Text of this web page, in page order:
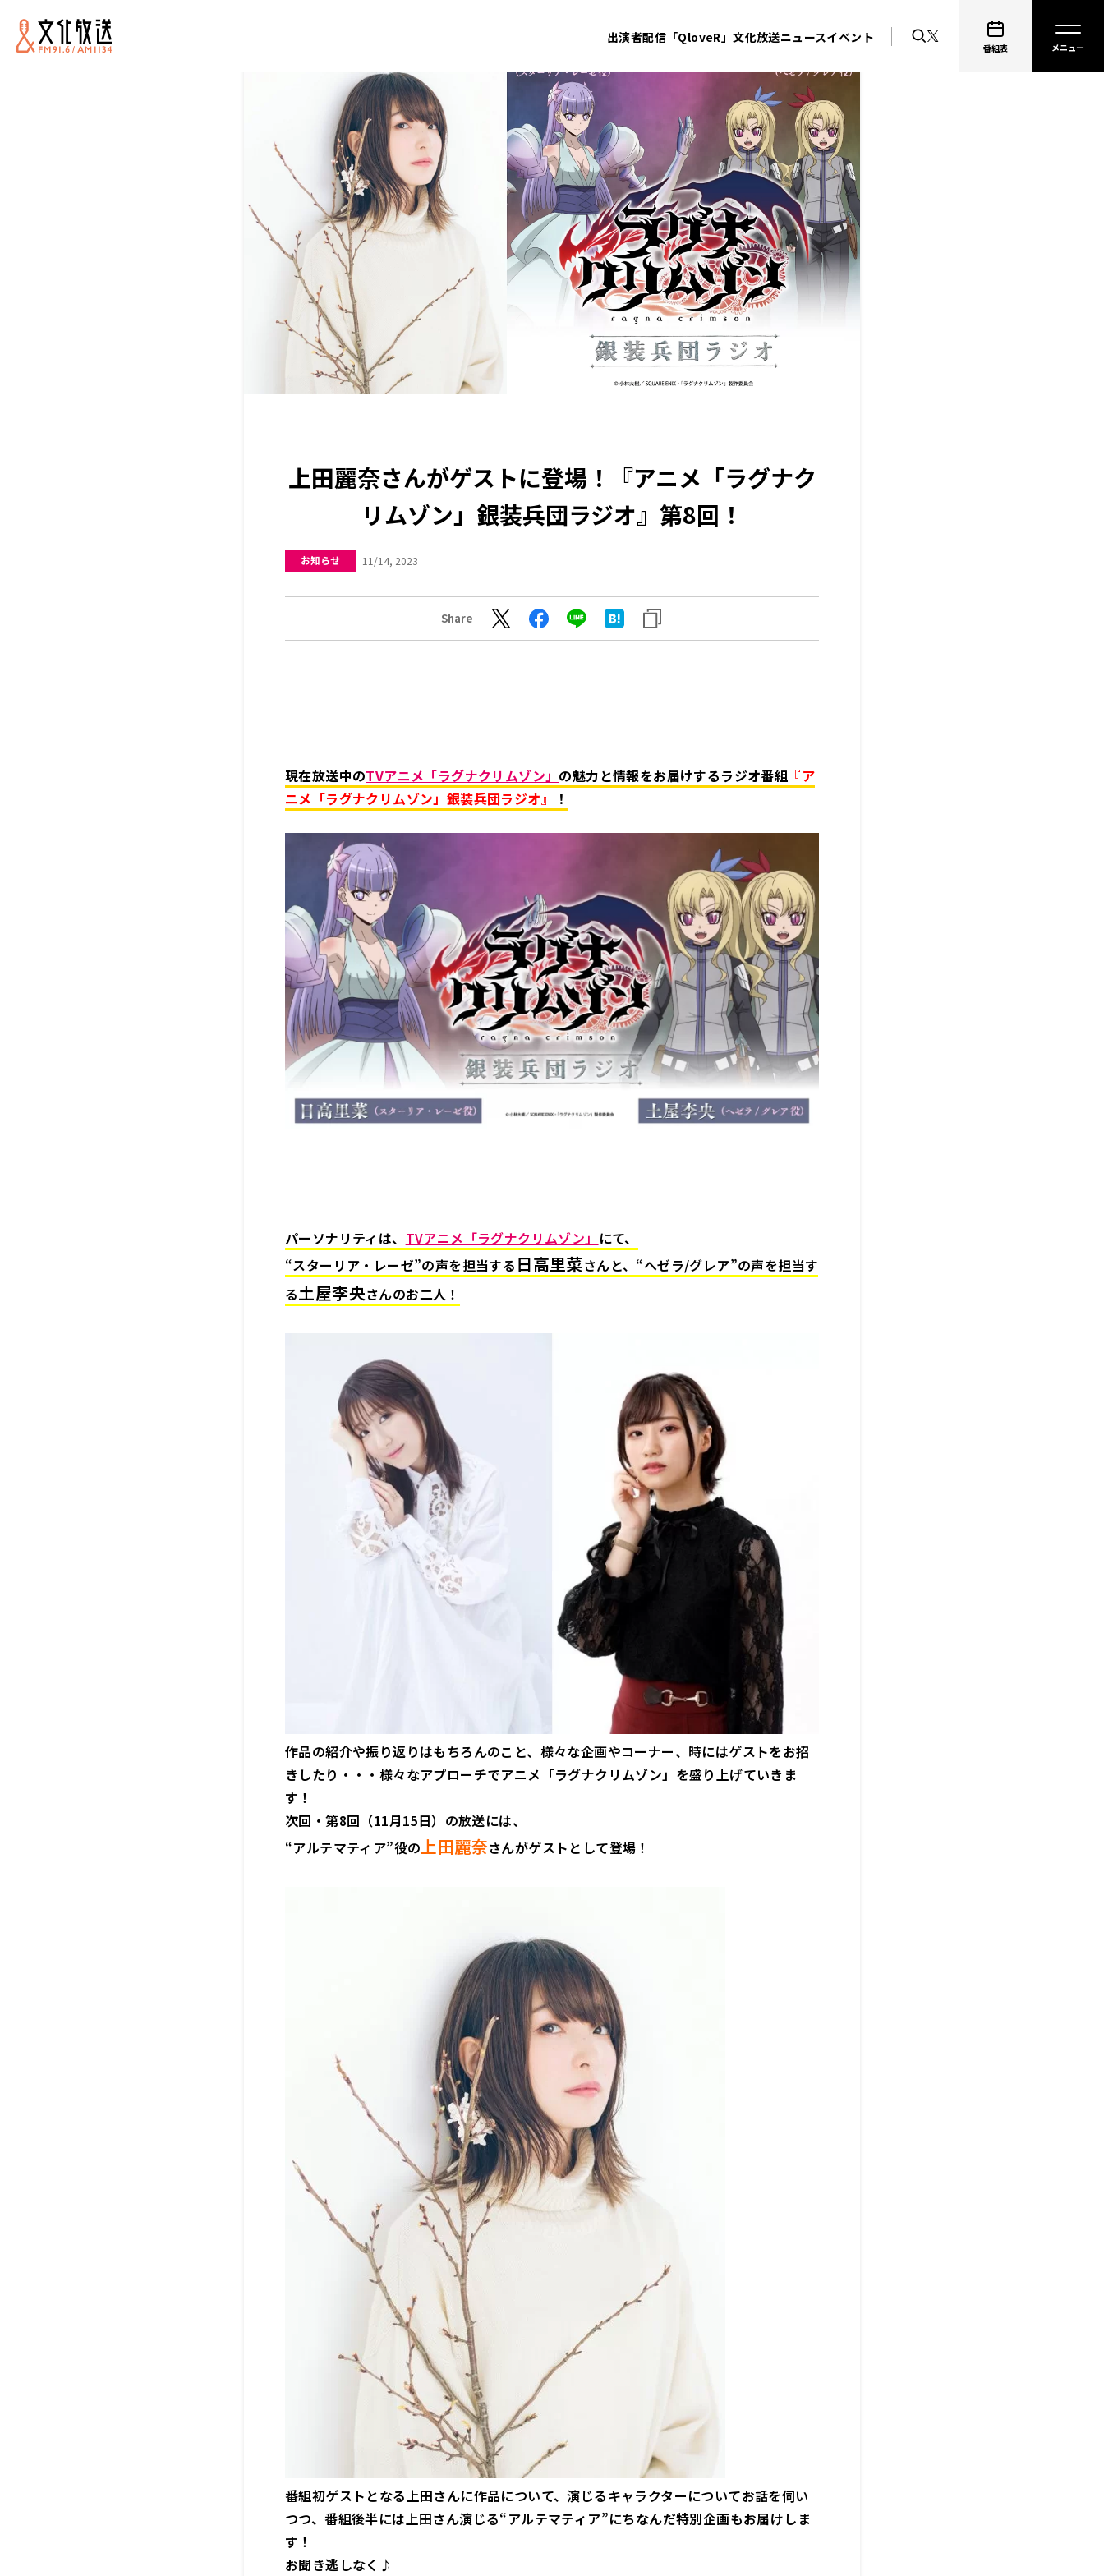
出演者配信「QloveR」文化放送ニュースイベント
番組表
上田麗奈さんがゲストに登場！『アニメ「ラグナク
リムゾン」銀装兵団ラジオ』第8回！
お知らせ 11/14, 2023
Share
現在放送中のTVアニメ「ラグナクリムゾン」 の魅力と情報をお届けするラジオ番組 『ア
ニメ「ラグナクリムゾン」銀装兵団ラジオ』
！
パーソナリティは、 TVアニメ「ラグナクリムゾン」 にて、
“スターリア・レーゼ”の声を担当する 日高里菜さんと、“へゼラ/グレア”の声を担当す
る土屋李央さんのお二人！
作品の紹介や振り返りはもちろんのこと、様々な企画やコーナー、時にはゲストをお招
きしたり・・・様々なアプローチでアニメ「ラグナクリムゾン」を盛り上げていきま
す！
次回・第8回（11月15日）の放送には、
“アルテマティア”役の上田麗奈さんがゲストとして登場！
番組初ゲストとなる上田さんに作品について、演じるキャラクターについてお話を伺い
つつ、番組後半には上田さん演じる“アルテマティア”にちなんだ特別企画もお届けしま
す！
お聞き逃しなく♪